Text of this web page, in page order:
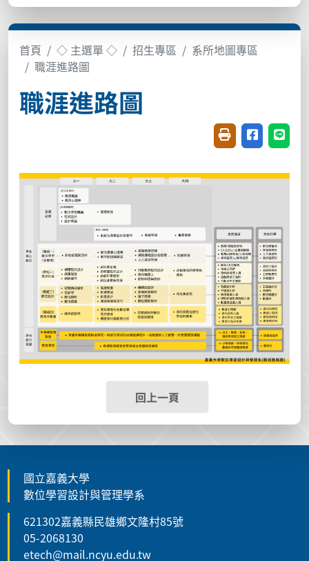
首頁 ◇ 主選單 ◇ 招生專區
系所地圖專區
職涯進路圖
職涯進路圖
友善列印(開新視
分享至臉書
分享
回上一頁
國立嘉義大學
數位學習設計與管理學系
621302嘉義縣民雄鄉文隆村85號
05-2068130
etech@mail.ncyu.edu.tw